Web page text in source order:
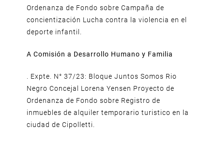
Ordenanza de Fondo sobre Campaña de
concientización Lucha contra la violencia en el
deporte infantil.
A Comisión a Desarrollo Humano y Familia
. Expte. N° 37/23: Bloque Juntos Somos Rio
Negro Concejal Lorena Yensen Proyecto de
Ordenanza de Fondo sobre Registro de
inmuebles de alquiler temporario turistico en la
ciudad de Cipolletti.